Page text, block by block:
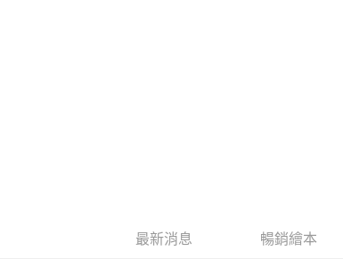
最新消息 暢銷繪本